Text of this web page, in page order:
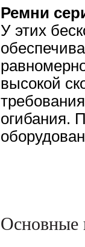
Ремни
У этих
высокой
огибания.
Основные